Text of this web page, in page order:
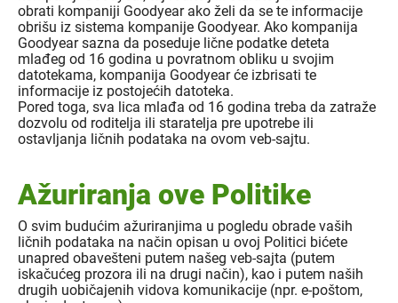
obrati kompaniji Goodyear ako želi da se te informacije
obrišu iz sistema kompanije Goodyear. Ako kompanija
Goodyear sazna da poseduje lične podatke deteta
mlađeg od 16 godina u povratnom obliku u svojim
datotekama, kompanija Goodyear će izbrisati te
informacije iz postojećih datoteka.
Pored toga, sva lica mlađa od 16 godina treba da zatraže
dozvolu od roditelja ili staratelja pre upotrebe ili
ostavljanja ličnih podataka na ovom veb-sajtu.
Ažuriranja ove Politike
O svim budućim ažuriranjima u pogledu obrade vaših
ličnih podataka na način opisan u ovoj Politici bićete
unapred obavešteni putem našeg veb-sajta (putem
iskačućeg prozora ili na drugi način), kao i putem naših
drugih uobičajenih vidova komunikacije (npr. e-poštom,